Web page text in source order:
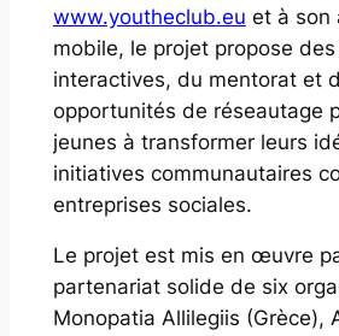
www.youtheclub.eu et à son
mobile, le projet propose
interactives, du mentorat et
opportunités de réseautage
jeunes à transformer leurs
initiatives communautaires
entreprises sociales.
Le projet est mis en œuvre
partenariat solide de six
Monopatia Allilegiis (Grèce),